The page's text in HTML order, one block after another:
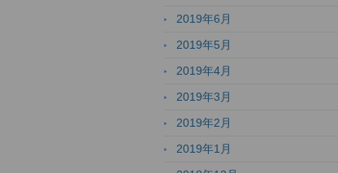
2019年6月
2019年5月
2019年4月
2019年3月
2019年2月
2019年1月